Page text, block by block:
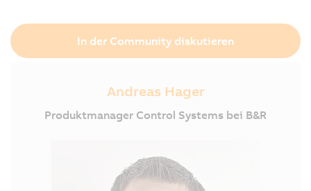
In der Community diskutieren
Andreas Hager
Produktmanager Control Systems bei B&R